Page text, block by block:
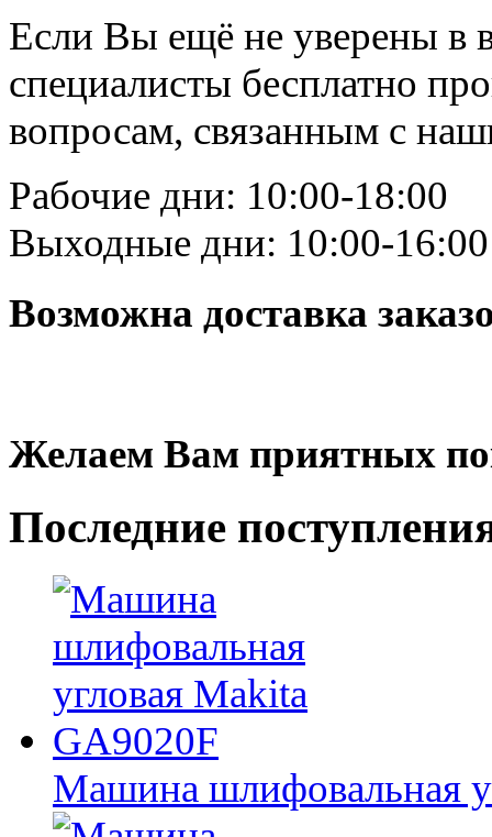
Если Вы ещё не уверены в
специалисты бесплатно
вопросам, связанным с
Рабочие дни: 10:00-18:00
Выходные дни: 10:00-16:00
Возможна доставка
Желаем Вам приятных
Последние
Машина шлифовальная